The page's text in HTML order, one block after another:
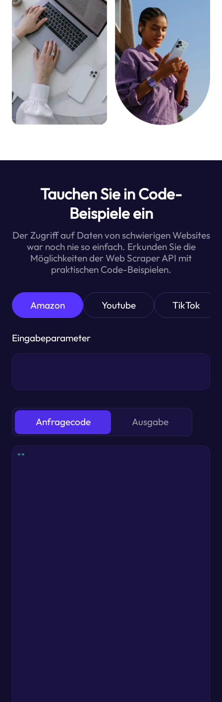
Tauchen Sie in Code-
Beispiele ein
Der Zugriff auf Daten von schwierigen Websites
war noch nie so einfach. Erkunden Sie die
Möglichkeiten der Web Scraper API mit
praktischen Code-Beispielen.
Amazon Youtube TikTok
Eingabeparameter
Anfragecode Ausgabe
""